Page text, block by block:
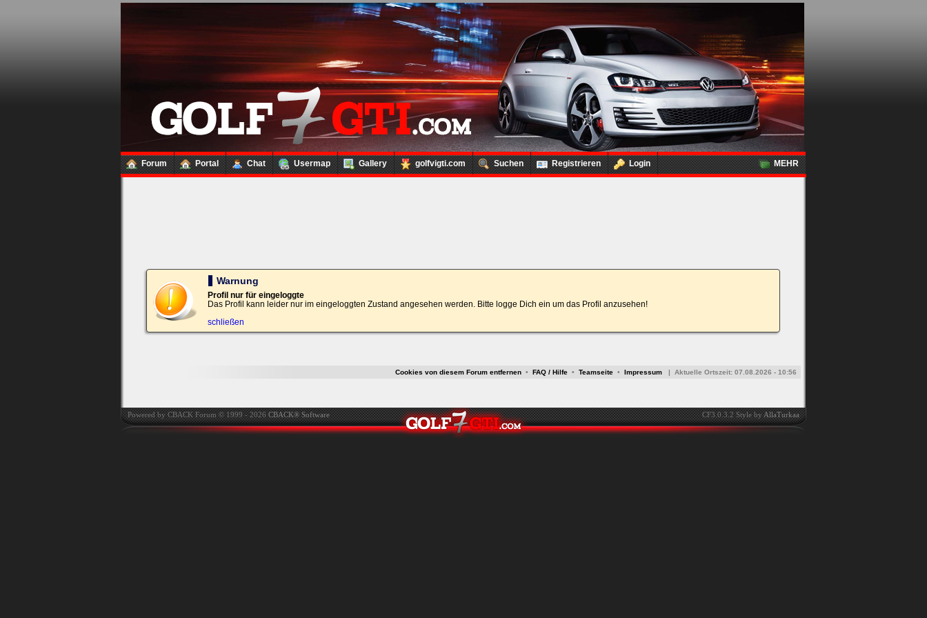
Forum Portal Chat Usermap Gallery golfvigti.com Suchen Registrieren Login MEHR
Loginbox
Trage
bitte
in
die
nachfolgenden
Felder
Deinen
Benutzernamen
und
Kennwort
ein,
um
Bei jedem Besuch
automatisch einloggen.
Warnung
Profil nur für eingeloggte
Das Profil kann leider nur im eingeloggten Zustand angesehen werden. Bitte logge Dich ein um das Profil anzusehen!
schließen
Cookies von diesem Forum entfernen • FAQ / Hilfe • Teamseite • Impressum | Aktuelle Ortszeit: 07.08.2026 - 10:56
Powered by CBACK Forum © 1999 - 2026CBACK® Software CF3.0.3.2 Style byAllaTurkaa